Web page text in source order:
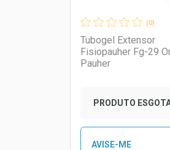
(0)
Tubogel Extensor
Fisiopauher Fg-29
Pauher
PRODUTO
AVISE-ME